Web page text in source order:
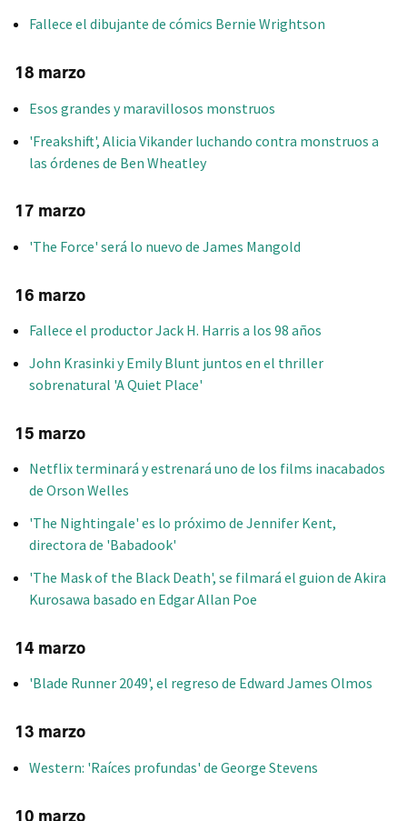
Fallece el dibujante de cómics Bernie Wrightson
18 marzo
Esos grandes y maravillosos monstruos
'Freakshift', Alicia Vikander luchando contra monstruos a
las órdenes de Ben Wheatley
17 marzo
'The Force' será lo nuevo de James Mangold
16 marzo
Fallece el productor Jack H. Harris a los 98 años
John Krasinki y Emily Blunt juntos en el thriller
sobrenatural 'A Quiet Place'
15 marzo
Netflix terminará y estrenará uno de los films inacabados
de Orson Welles
'The Nightingale' es lo próximo de Jennifer Kent,
directora de 'Babadook'
'The Mask of the Black Death', se filmará el guion de Akira
Kurosawa basado en Edgar Allan Poe
14 marzo
'Blade Runner 2049', el regreso de Edward James Olmos
13 marzo
Western: 'Raíces profundas' de George Stevens
10 marzo